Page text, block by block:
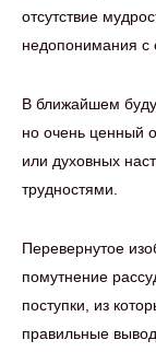
отсутствие
недопонимания с
В ближайшем
но очень ценный
или духовных
трудностями.
Перевернутое
помутнение
поступки, из
правильные